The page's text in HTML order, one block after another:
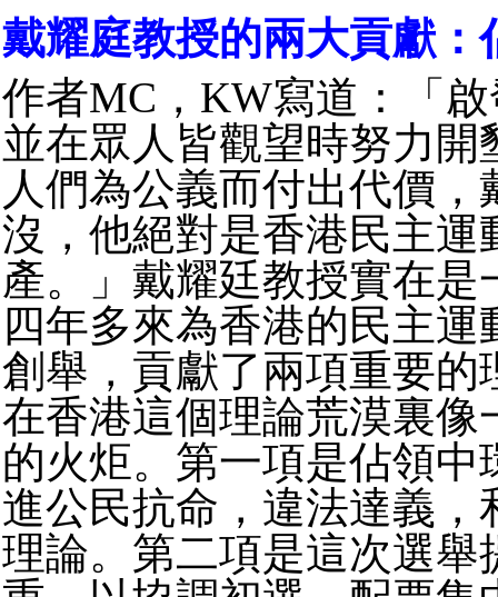
戴耀庭教授的兩大貢獻：
作者MC，KW寫道：「
並在眾人皆觀望時努力開
人們為公義而付出代價，
沒，他絕對是香港民主運
產。」戴耀廷教授實在是
四年多來為香港的民主運
創舉，貢獻了兩項重要的
在香港這個理論荒漠裏像
的火炬。第一項是佔領中
進公民抗命，違法達義，
理論。第二項是這次選舉